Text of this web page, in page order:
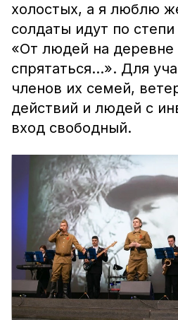
холостых, а я люблю
солдаты идут по
«От людей на деревне
спрятаться…». Для
членов их семей,
действий и людей с
вход свободный.